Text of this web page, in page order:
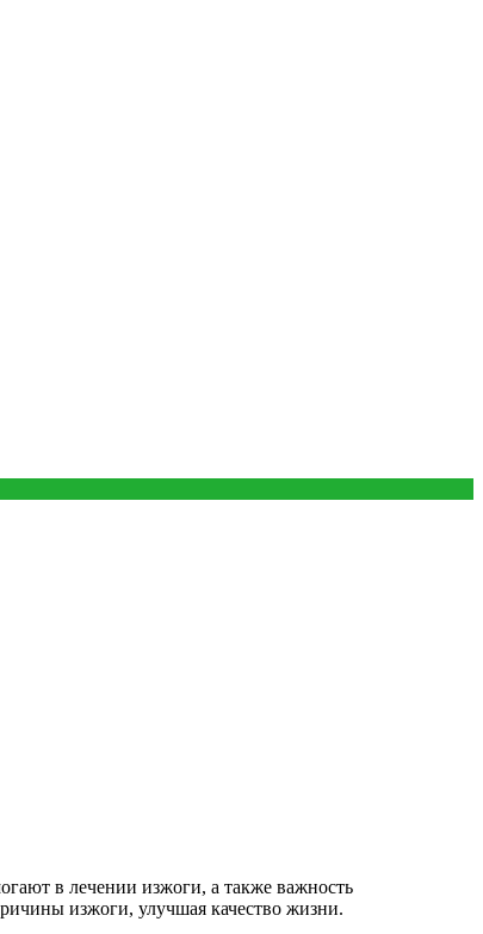
в лечении изжоги, а также важность
изжоги, улучшая качество жизни.